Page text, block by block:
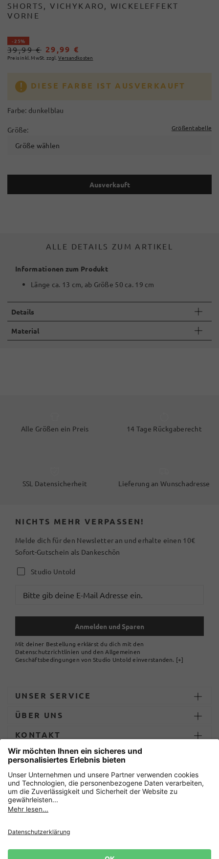
SHORTS, VICHYKARO, WICKELEFFEKT
VORNE
- 25%
39,99 € 29,99 €
Preis inkl. MwSt. zzgl. Versandkosten
DIESE FARBE IST AUSVERKAUFT
Farbe: dunkelblau
Größe: Größentabelle
Größe wählen
Ausverkauft
ALLE DETAILS ZUM ARTIKEL
Informationen zum Produkt
Länge ca. 13 cm, ab Größe 50 ca. 19 cm
Details
Material
Alle Größen ein Preis 14 Tage Rückgaberecht
SSL Datensicherheit Lieferung an Wunschadresse
NICHTS MEHR VERPASSEN!
Melde dich für den Newsletter an und erhalte einen 10€
Sofort-Gutschein als Dankeschön
Studio Untold
Anmelden und Sparen
Mit deiner Bestellung erklärst du dich mit den
Datenschutzrichtlinien und den Allgemeinen
Geschäftsbedingungen von Studio Untold einverstanden. [+]
UNSER SERVICE
ÜBER UNS
KONTAKT
ZAHLUNG UND LIEFERUNG
Sicher einkaufen mit
Impressum